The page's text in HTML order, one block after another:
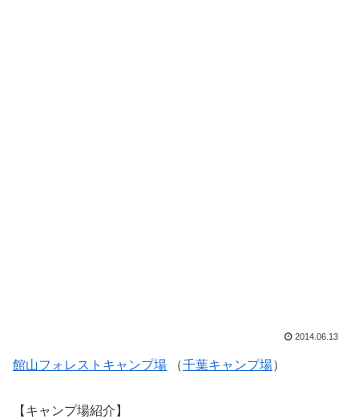
2014.06.13
館山フォレストキャンプ場 （千葉キャンプ場）
【キャンプ場紹介】